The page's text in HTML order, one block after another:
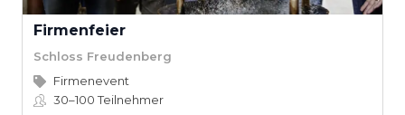
Firmenfeier
Schloss Freudenberg
Firmenevent
30–100Teilnehmer